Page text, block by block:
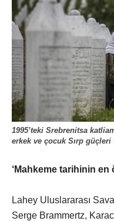
1995’teki Srebrenitsa
erkek ve çocuk Sırp
‘Mahkeme tarihinin en
Lahey Uluslararası
Serge Brammertz,